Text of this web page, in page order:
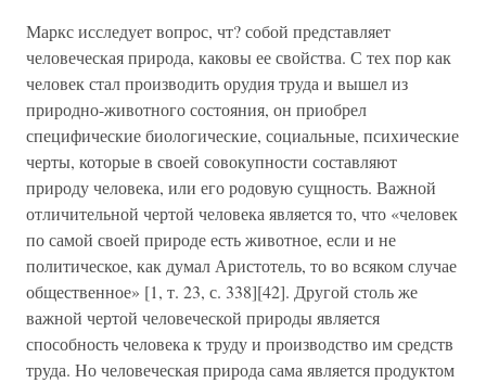
Маркс исследует вопрос, чт? собой представляет
человеческая природа, каковы ее свойства. С тех пор как
человек стал производить орудия труда и вышел из
природно-животного состояния, он приобрел
специфические биологические, социальные, психические
черты, которые в своей совокупности составляют
природу человека, или его родовую сущность. Важной
отличительной чертой человека является то, что «человек
по самой своей природе есть животное, если и не
политическое, как думал Аристотель, то во всяком случае
общественное» [1, т. 23, с. 338][42]. Другой столь же
важной чертой человеческой природы является
способность человека к труду и производство им средств
труда. Но человеческая природа сама является продуктом